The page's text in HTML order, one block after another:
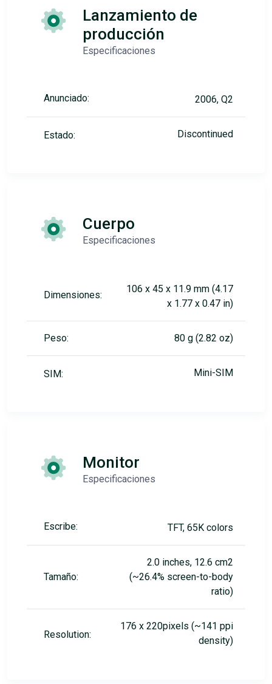
Lanzamiento de
producción
Especificaciones
Anunciado: 2006, Q2
Estado: Discontinued
Cuerpo
Especificaciones
Dimensiones:
106 x 45 x 11.9 mm (4.17
x 1.77 x 0.47 in)
Peso: 80 g (2.82 oz)
SIM: Mini-SIM
Monitor
Especificaciones
Escribe: TFT, 65K colors
Tamaño:
2.0 inches, 12.6 cm2
(~26.4% screen-to-body
ratio)
Resolution:
176 x 220pixels (~141 ppi
density)